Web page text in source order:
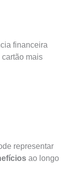
financeira
mais
representar
ao longo